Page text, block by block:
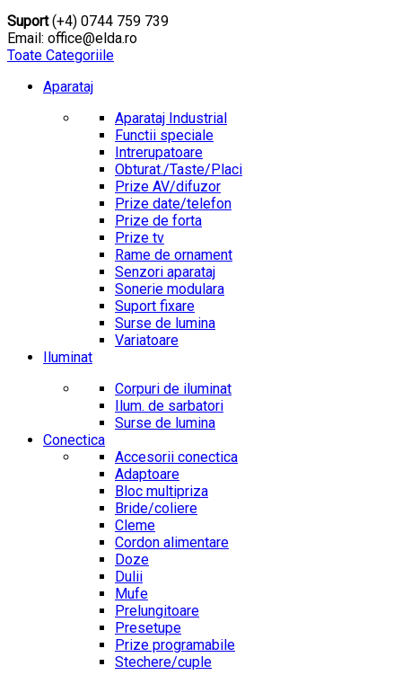
Suport(+4) 0744 759 739
Email: office@elda.ro
Toate Categoriile
Aparataj
Aparataj Industrial
Functii speciale
Intrerupatoare
Obturat./Taste/Placi
Prize AV/difuzor
Prize date/telefon
Prize de forta
Prize tv
Rame de ornament
Senzori aparataj
Sonerie modulara
Suport fixare
Surse de lumina
Variatoare
Iluminat
Corpuri de iluminat
Ilum. de sarbatori
Surse de lumina
Conectica
Accesorii conectica
Adaptoare
Bloc multipriza
Bride/coliere
Cleme
Cordon alimentare
Doze
Dulii
Mufe
Prelungitoare
Presetupe
Prize programabile
Stechere/cuple